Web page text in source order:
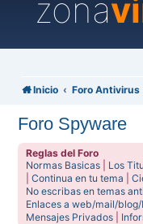
zona
Inicio Foro Antivirus
Foro Spyware
Reglas del Foro
Normas Basicas
Los
|Continua en tu tema |
No escribas en temas
Enlaces a web/mail/
Mensajes Privados